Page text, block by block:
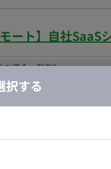
（BigQueryなど）
ート】自社SaaS
の場合・税別）
リア：駅
ニアとして、プロダ
スサイド、PdM、デザ
くプロジェクトに貢献し
のバックエン
択する